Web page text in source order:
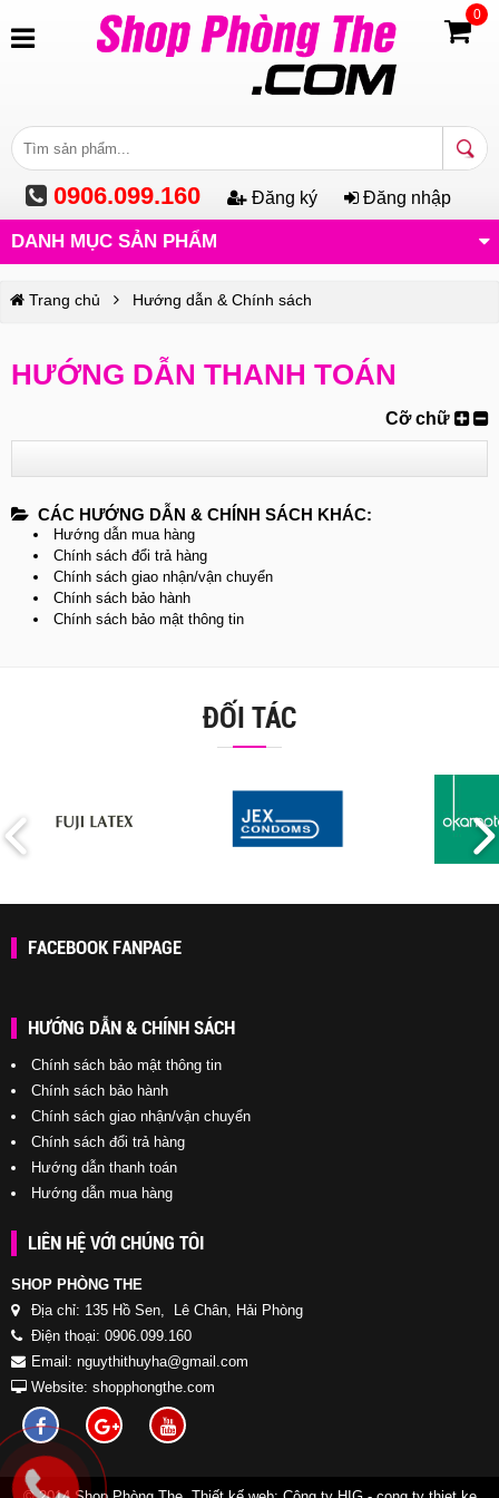
0906.099.160 Đăng ký Đăng nhập
0
DANH MỤC SẢN PHẨM
Trang chủ Hướng dẫn & Chính sách
HƯỚNG DẪN THANH TOÁN
Cỡ chữ
CÁC HƯỚNG DẪN & CHÍNH SÁCH KHÁC:
Hướng dẫn mua hàng
Chính sách đổi trả hàng
Chính sách giao nhận/vận chuyển
Chính sách bảo hành
Chính sách bảo mật thông tin
ĐỐI TÁC
FACEBOOK FANPAGE
HƯỚNG DẪN & CHÍNH SÁCH
Chính sách bảo mật thông tin
Chính sách bảo hành
Chính sách giao nhận/vận chuyển
Chính sách đổi trả hàng
Hướng dẫn thanh toán
Hướng dẫn mua hàng
LIÊN HỆ VỚI CHÚNG TÔI
SHOP PHÒNG THE
Địa chỉ: 135 Hồ Sen, Lê Chân, Hải Phòng
Điện thoại: 0906.099.160
Email: nguythithuyha@gmail.com
Website: shopphongthe.com